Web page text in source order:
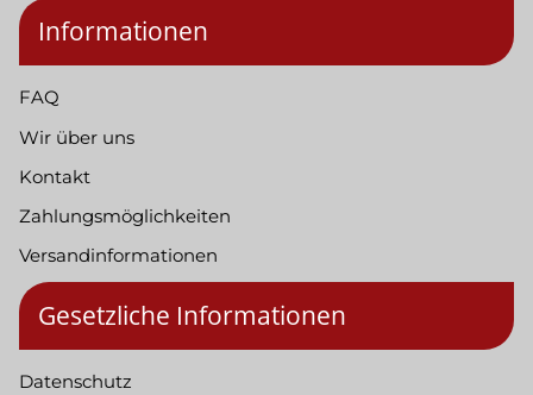
Informationen
FAQ
Wir über uns
Kontakt
Zahlungsmöglichkeiten
Versandinformationen
Gesetzliche Informationen
Datenschutz